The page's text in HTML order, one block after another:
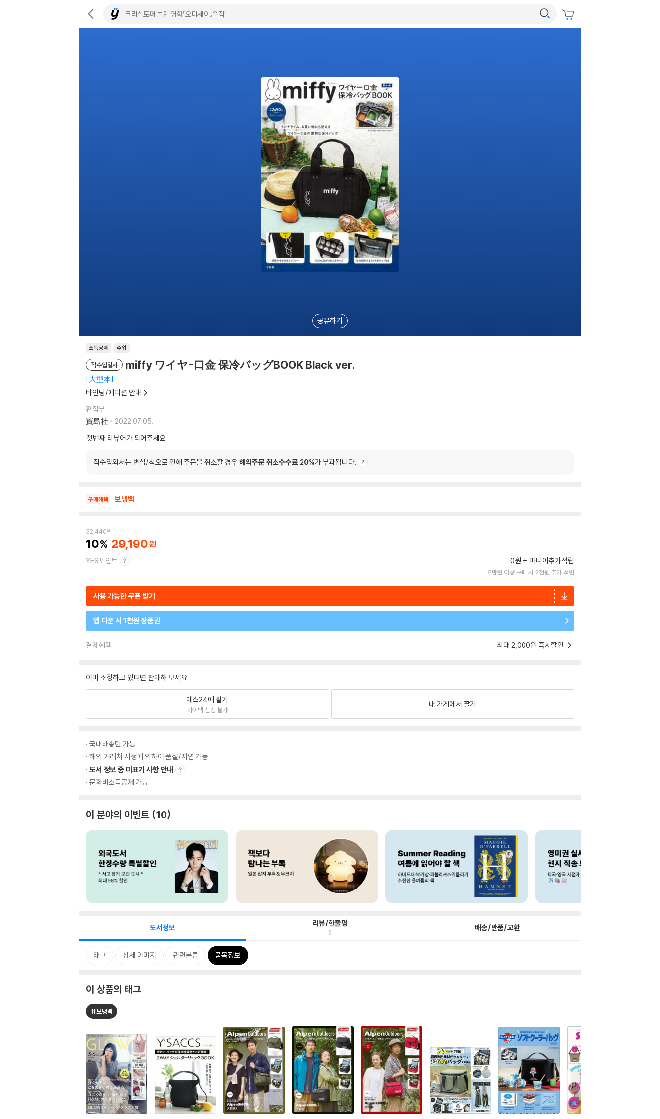
공유하기
소득공제 수입
직수입일서 miffy ワイヤ-口金 保冷バッグBOOK Black ver.
大型本
바인딩/에디션 안내
편집부
寶島社
2022.07.05.
첫번째 리뷰어가 되어주세요
직수입외서는 변심/착오로 인해 주문을 취소할 경우 해외주문 취소수수료 20%가 부과됩니다.
구매혜택 보냉백
32,440원
10 29,190
YES포인트 0원 마니아추가적립
5만원 이상 구매 시 2천원 추가 적립
사용 가능한 쿠폰 받기
앱 다운 시 1천원 상품권
결제혜택 최대 2,000원 즉시할인
이미 소장하고 있다면 판매해 보세요.
예스24에 팔기
바이백 신청 불가
내 가게에서 팔기
국내배송만 가능
해외 거래처 사정에 의하여 품절/지연 가능
도서 정보 중 미표기 사항 안내
문화비소득공제 가능
이 분야의 이벤트 10
도서정보 리뷰/한줄평
0 배송/반품/교환
태그 상세 이미지 관련분류 품목정보
이 상품의 태그
#보냉백